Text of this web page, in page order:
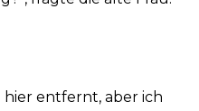
entfernt, aber ich